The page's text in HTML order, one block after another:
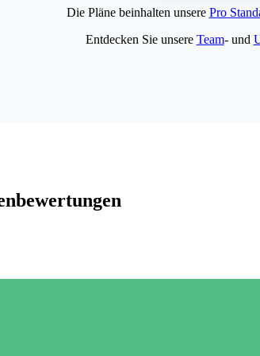
Die Pläne beinhalten unsere Pro
Entdecken Sie unsere Team- und